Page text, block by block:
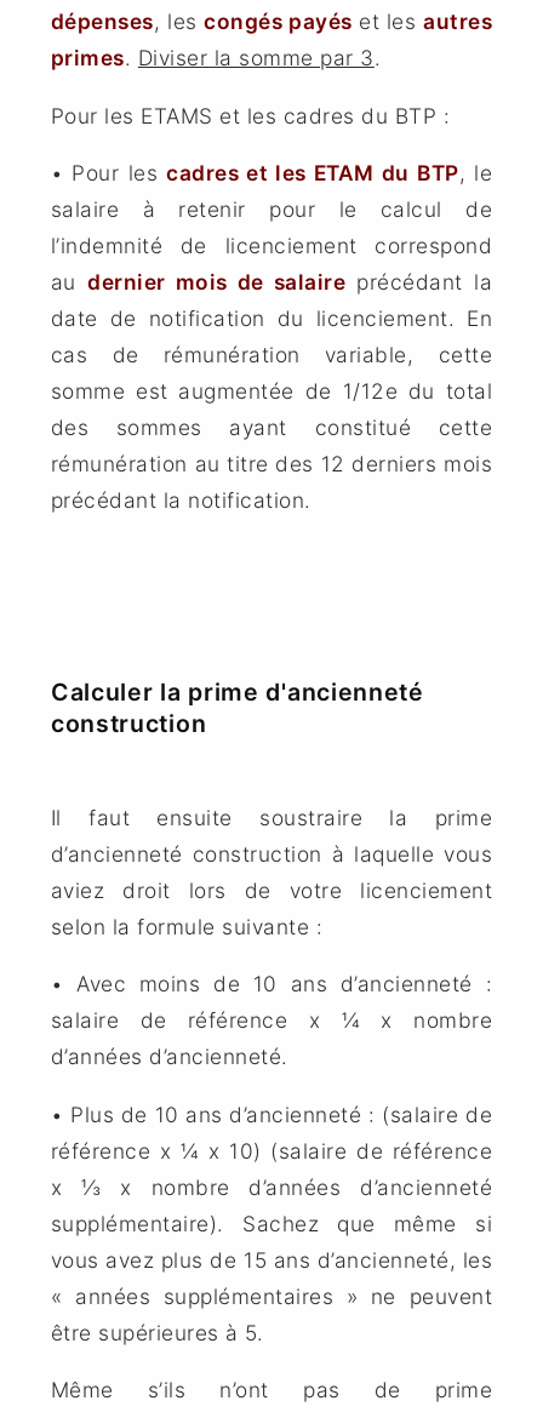
dépenses, lescongés payés et lesautres
primes. Diviser la somme par 3.
Pour les ETAMS et les cadres du BTP :
• Pour lescadres et les ETAM du BTP, le
salaire à retenir pour le calcul de
l’indemnité de licenciement correspond
au dernier mois de salaire précédant la
date de notification du licenciement. En
cas de rémunération variable, cette
somme est augmentée de 1/12e du total
des sommes ayant constitué cette
rémunération au titre des 12 derniers mois
précédant la notification.
Calculer la prime d'ancienneté
construction
Il faut ensuite soustraire la prime
d’ancienneté construction à laquelle vous
aviez droit lors de votre licenciement
selon la formule suivante :
• Avec moins de 10 ans d’ancienneté :
salaire de référence x ¼ x nombre
d’années d’ancienneté.
• Plus de 10 ans d’ancienneté : (salaire de
référence x ¼ x 10) (salaire de référence
x ⅓ x nombre d’années d’ancienneté
supplémentaire). Sachez que même si
vous avez plus de 15 ans d’ancienneté, les
« années supplémentaires » ne peuvent
être supérieures à 5.
Même s’ils n’ont pas de prime